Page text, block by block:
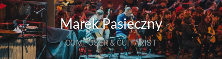
Przeskocz
treści
Szukaj Marek Pasieczny
COMPOSER & GUITARIST